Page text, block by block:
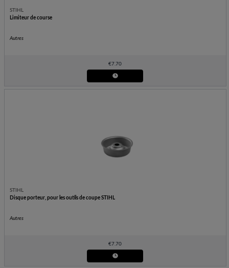
STIHL
Limiteur de course
Autres
€7.70
STIHL
Disque porteur, pour les outils de coupe STIHL
Autres
€7.70